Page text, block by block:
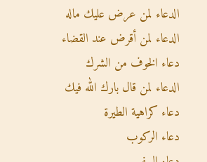
الدعاء لمن عرض عليك ماله
الدعاء لمن أقرض عند القضاء
دعاء الخوف من الشرك
الدعاء لمن قال بارك الله فيك
دعاء كراهية الطيرة
دعاء الركوب